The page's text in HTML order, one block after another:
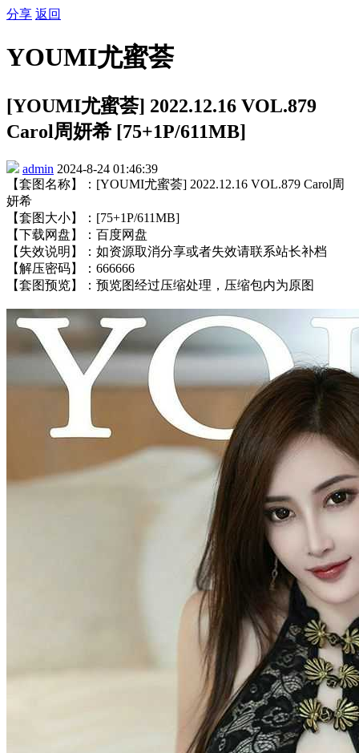
分享 返回
YOUMI尤蜜荟
[YOUMI尤蜜荟] 2022.12.16 VOL.879
Carol周妍希 [75+1P/611MB]
admin 2024-8-24 01:46:39
【套图名称】：[YOUMI尤蜜荟] 2022.12.16 VOL.879 Carol周
妍希
【套图大小】：[75+1P/611MB]
【下载网盘】：百度网盘
【失效说明】：如资源取消分享或者失效请联系站长补档
【解压密码】：666666
【套图预览】：预览图经过压缩处理，压缩包内为原图